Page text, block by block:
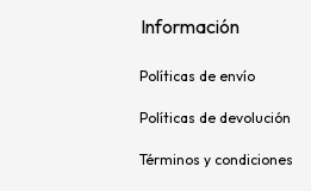
Información
Políticas de envío
Políticas de devolución
Términos y condiciones